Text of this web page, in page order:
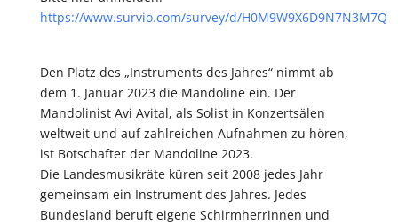
https://www.survio.com/survey/d/H0M9W9X6D9N7N3M7Q
Den Platz des „Instruments des Jahres“ nimmt ab
dem 1. Januar 2023 die Mandoline ein. Der
Mandolinist Avi Avital, als Solist in Konzertsälen
weltweit und auf zahlreichen Aufnahmen zu hören,
ist Botschafter der Mandoline 2023.
Die Landesmusikräte küren seit 2008 jedes Jahr
gemeinsam ein Instrument des Jahres. Jedes
Bundesland beruft eigene Schirmherrinnen und